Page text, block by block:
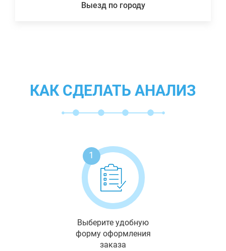
Выезд по городу
КАК СДЕЛАТЬ АНАЛИЗ
1
Выберите удобную
форму оформления
заказа